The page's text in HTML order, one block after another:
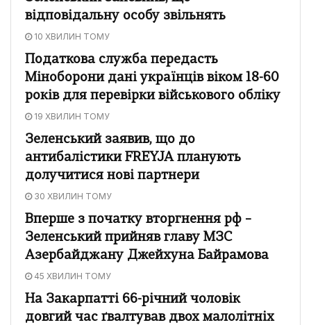
відповідальну особу звільнять
10 ХВИЛИН ТОМУ
Податкова служба передасть
Міноборони дані українців віком 18-60
років для перевірки військового обліку
19 ХВИЛИН ТОМУ
Зеленський заявив, що до
антибалістики FREYJA планують
долучитися нові партнери
30 ХВИЛИН ТОМУ
Вперше з початку вторгнення рф –
Зеленський прийняв главу МЗС
Азербайджану Джейхуна Байрамова
45 ХВИЛИН ТОМУ
На Закарпатті 66-річний чоловік
довгий час ґвалтував двох малолітніх